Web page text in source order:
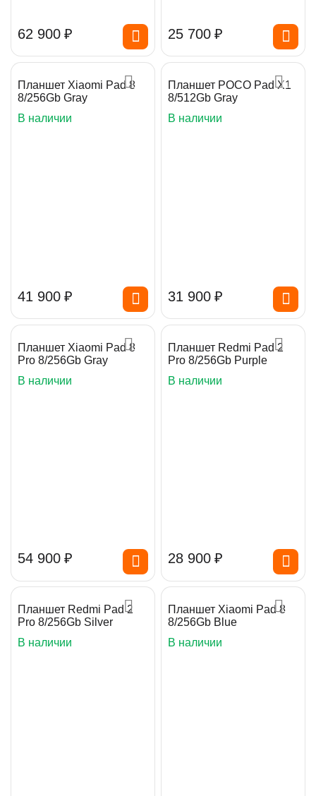
62 900 ₽ 25 700 ₽
Планшет Xiaomi Pad 8
8/256Gb Gray
В наличии
41 900 ₽
Планшет POCO Pad X1
8/512Gb Gray
В наличии
31 900 ₽
Планшет Xiaomi Pad 8
Pro 8/256Gb Gray
В наличии
54 900 ₽
Планшет Redmi Pad 2
Pro 8/256Gb Purple
В наличии
28 900 ₽
Планшет Redmi Pad 2
Pro 8/256Gb Silver
В наличии
Планшет Xiaomi Pad 8
8/256Gb Blue
В наличии